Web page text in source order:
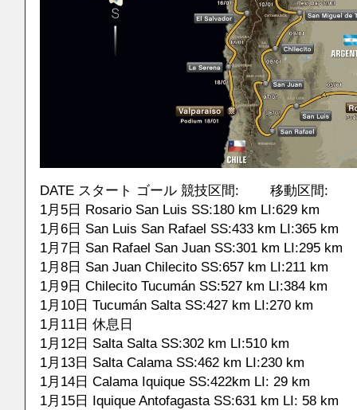
DATE スタート ゴール 競技区間: 移動区間:
1月5日 Rosario San Luis SS:180 km LI:629 km
1月6日 San Luis San Rafael SS:433 km LI:365 km
1月7日 San Rafael San Juan SS:301 km LI:295 km
1月8日 San Juan Chilecito SS:657 km LI:211 km
1月9日 Chilecito Tucumán SS:527 km LI:384 km
1月10日 Tucumán Salta SS:427 km LI:270 km
1月11日 休息日
1月12日 Salta Salta SS:302 km LI:510 km
1月13日 Salta Calama SS:462 km LI:230 km
1月14日 Calama Iquique SS:422km LI: 29 km
1月15日 Iquique Antofagasta SS:631 km LI: 58 km